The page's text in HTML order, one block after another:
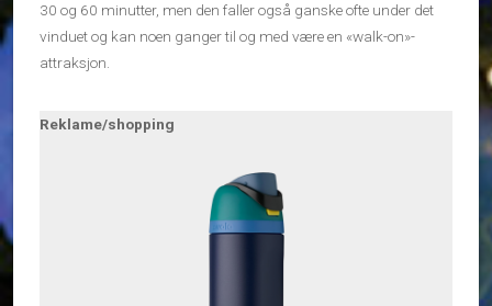
30 og 60 minutter, men den faller også ganske ofte under det
vinduet og kan noen ganger til og med være en «walk-on»-
attraksjon.
Reklame/shopping